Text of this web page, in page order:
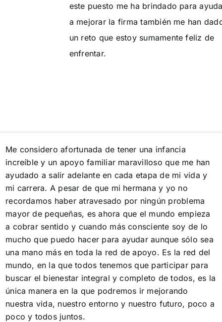
este puesto me ha brindado para
a mejorar la firma también me han
un reto que estoy sumamente feliz de
enfrentar.
Me considero afortunada de tener una infancia
increíble y un apoyo familiar maravilloso que me han
ayudado a salir adelante en cada etapa de mi vida y
mi carrera. A pesar de que mi hermana y yo no
recordamos haber atravesado por ningún problema
mayor de pequeñas, es ahora que el mundo empieza
a cobrar sentido y cuando más consciente soy de lo
mucho que puedo hacer para ayudar aunque sólo sea
una mano más en toda la red de apoyo. Es la red del
mundo, en la que todos tenemos que participar para
buscar el bienestar integral y completo de todos, es la
única manera en la que podremos ir mejorando
nuestra vida, nuestro entorno y nuestro futuro, poco a
poco y todos juntos.